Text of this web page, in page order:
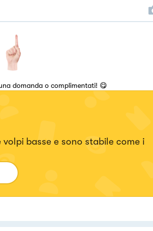
domanda o complimentati! 😋
basse e sono stabile come i